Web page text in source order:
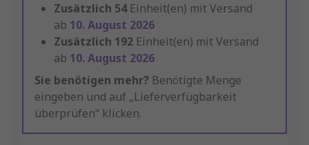
Zusätzlich 54 Einheit(en) mit Versand
ab 10. August 2026
Zusätzlich 192 Einheit(en) mit Versand
ab 10. August 2026
Sie benötigen mehr? Benötigte Menge
eingeben und auf „Lieferverfügbarkeit
überprüfen“ klicken.